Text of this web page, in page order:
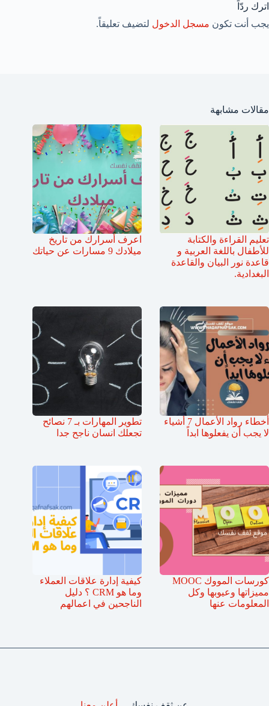
اترك ردّاً
يجب أنت تكون مسجل الدخول لتضيف تعليقاً.
مقالات مشابهة
تعليم القراءة والكتابة
للأطفال باللغة العربية و
قاعدة نور البيان والقاعدة
البغدادية.
اعرف أسرارك من تاريخ
ميلادك 9 مسارات عن حياتك
أخطاء رواد الأعمال 7 أشياء
لا يجب أن يفعلوها ابداً
تطوير المهارات بـ 7 نصائح
تجعلك انسان ناجح جدا
كورسات المووك MOOC
مميزاتها وعيوبها وكل
المعلومات عنها
كيفية إدارة علاقات العملاء
وما هو CRM ؟ دليل
الناجحين في اعمالهم